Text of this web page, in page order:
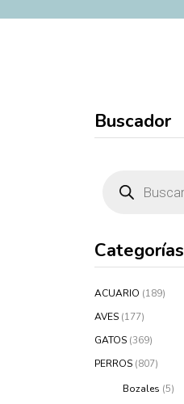
Buscador
Categorías
ACUARIO (189)
AVES (177)
GATOS (369)
PERROS (807)
Bozales (5)